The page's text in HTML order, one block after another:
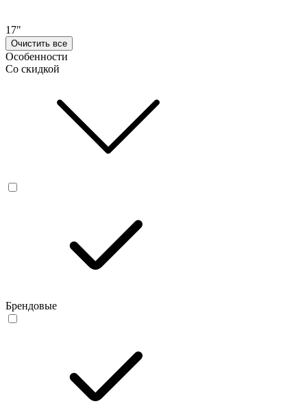
17"
Очистить все
Особенности
Со скидкой
Брендовые